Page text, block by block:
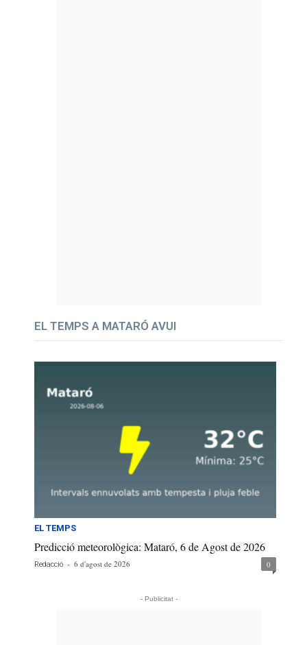
EL TEMPS A MATARÓ AVUI
EL TEMPS
Predicció meteorològica: Mataró, 6 de Agost de 2026
Redacció - 6 d'agost de 2026 0
- Publicitat -